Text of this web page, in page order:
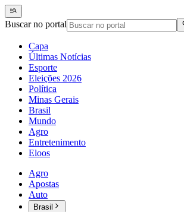
Buscar no portal
Capa
Últimas Notícias
Esporte
Eleições 2026
Política
Minas Gerais
Brasil
Mundo
Agro
Entretenimento
Eloos
Agro
Apostas
Auto
Brasil